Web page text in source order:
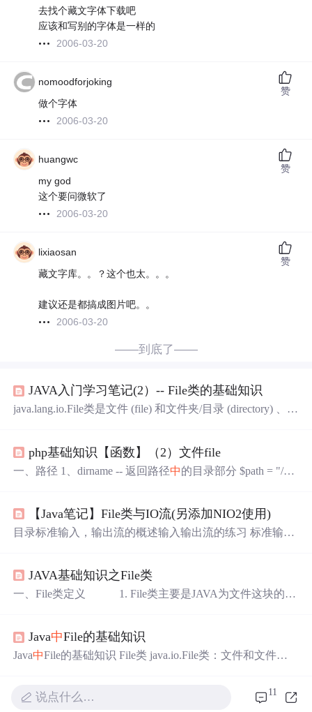
去找个藏文字体下载吧
应该和写别的字体是一样的
2006-03-20
nomoodforjoking
做个字体
2006-03-20
赞
huangwc
my god
这个要问微软了
2006-03-20
赞
lixiaosan
藏文字库。。？这个也太。。。
建议还是都搞成图片吧。。
2006-03-20
赞
——到底了——
JAVA入门学习笔记(2）-- File类的基础知识
java.lang.io.File类是文件 (file) 和文件夹/目录 (directory) 、路
php基础知识【函数】（2）文件file
一、路径 1、dirname -- 返回路径中的目录部分 $path = "/et
$file = basename($path);...
【Java笔记】File类与IO流(另添加NIO2使用)
目录标准输入，输出流的概述输入输出流的练习 标准输
标准的输入和输出设备。默认输入设备是：键盘，输出设
备是：显示器。 System.in的类型是InputStream（输入字节
然System.in和System
JAVA基础知识之File类
一、File类定义 1. File类主要是JAVA为文件这块的操
其对象可序列化和比较public class File implements Serializabl
e,Comparable&lt;File&gt...
Java中File的基础知识
Java中File的基础知识 File类 java.io.File类：文件和文件目
需要访问文件内容本身，则需要使用输入/输出流。 想要在
说点什么… 11